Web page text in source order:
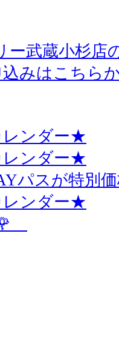
ー武蔵小杉店
みはこちら
ンダー★
ンダー★
パスが特別
ンダー★